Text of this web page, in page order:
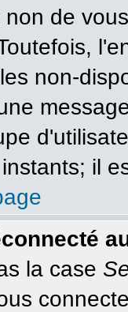
de
non-
il
la case